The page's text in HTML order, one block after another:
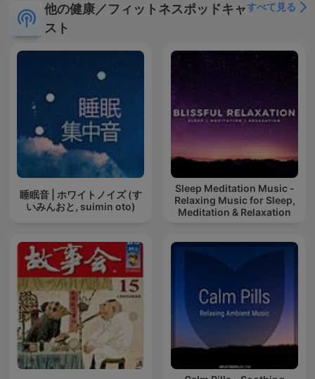
他の健康／フィットネスポッドキャ
スト
すべて見る
睡眠音 | ホワイトノイズ (す
いみんおと, suimin oto)
Sleep Meditation Music -
Relaxing Music for Sleep,
Meditation & Relaxation